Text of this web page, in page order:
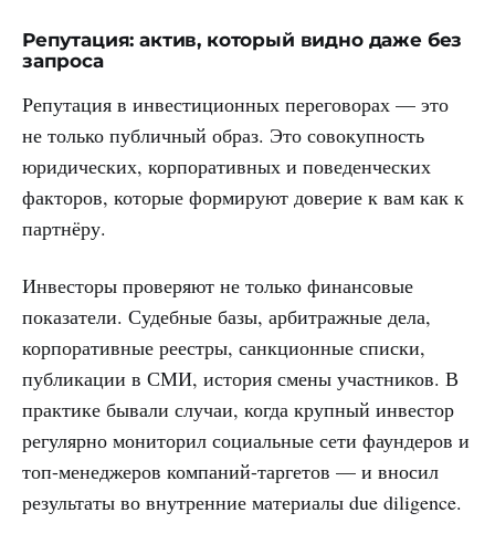
Репутация: актив, который видно даже без
запроса
Репутация в инвестиционных переговорах — это
не только публичный образ. Это совокупность
юридических, корпоративных и поведенческих
факторов, которые формируют доверие к вам как к
партнёру.
Инвесторы проверяют не только финансовые
показатели. Судебные базы, арбитражные дела,
корпоративные реестры, санкционные списки,
публикации в СМИ, история смены участников. В
практике бывали случаи, когда крупный инвестор
регулярно мониторил социальные сети фаундеров и
топ-менеджеров компаний-таргетов — и вносил
результаты во внутренние материалы due diligence.